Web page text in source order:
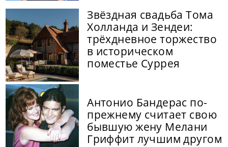
Звёздная свадьба Тома
Холланда и Зендеи:
трёхдневное торжество
в историческом
поместье Суррея
Антонио Бандерас по-
прежнему считает свою
бывшую жену Мелани
Гриффит лучшим другом